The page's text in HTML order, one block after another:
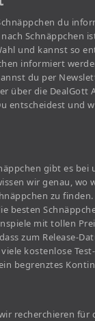
du
Schnäppchen
und kannst so
informiert
du per
über die DealGott
entscheidest und
gibt es bei
wir genau, wo
zu
besten
mit tollen
zum Release-
kostenlose
begrenztes
recherchieren für